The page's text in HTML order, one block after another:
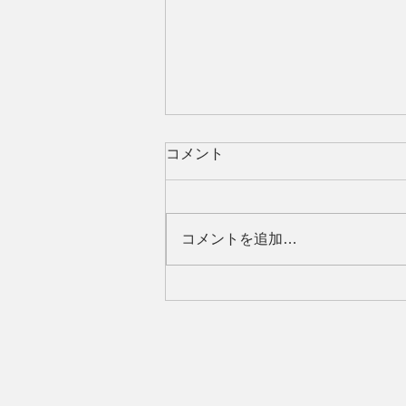
3月レッスン終了！
コメント
コメントを追加…